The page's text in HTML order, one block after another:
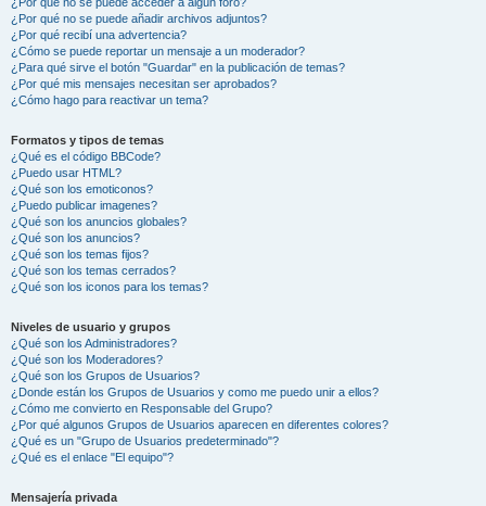
¿Por qué no se puede añadir archivos adjuntos?
¿Por qué recibí una advertencia?
¿Cómo se puede reportar un mensaje a un moderador?
¿Para qué sirve el botón "Guardar" en la publicación de temas?
¿Por qué mis mensajes necesitan ser aprobados?
¿Cómo hago para reactivar un tema?
Formatos y tipos de temas
¿Qué es el código BBCode?
¿Puedo usar HTML?
¿Qué son los emoticonos?
¿Puedo publicar imagenes?
¿Qué son los anuncios globales?
¿Qué son los anuncios?
¿Qué son los temas fijos?
¿Qué son los temas cerrados?
¿Qué son los iconos para los temas?
Niveles de usuario y grupos
¿Qué son los Administradores?
¿Qué son los Moderadores?
¿Qué son los Grupos de Usuarios?
¿Donde están los Grupos de Usuarios y como me puedo unir a ellos?
¿Cómo me convierto en Responsable del Grupo?
¿Por qué algunos Grupos de Usuarios aparecen en diferentes colores?
¿Qué es un "Grupo de Usuarios predeterminado"?
¿Qué es el enlace "El equipo"?
Mensajería privada